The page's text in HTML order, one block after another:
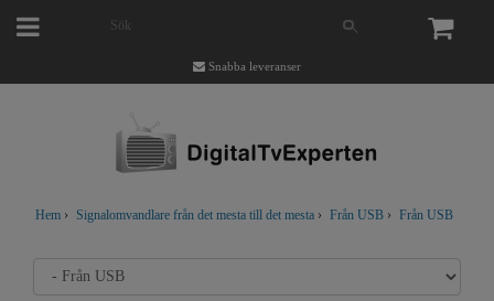
Snabba leveranser
Hem › Signalomvandlare från det mesta till det mesta › Från USB › Från USB